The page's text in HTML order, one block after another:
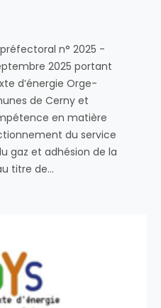
n° 2025 -
2025 portant
d’énergie Orge-
de Cerny et
en matière
du service
gaz et adhésion de la
titre de…